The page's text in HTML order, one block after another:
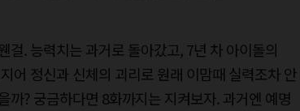
걸. 능력치는 과거로 돌아갔고, 7년 차 아이돌의
어 정신과 신체의 괴리로 원래 이맘때 실력조차 안
? 궁금하다면 8화까지는 지켜보자. 과거엔 예명